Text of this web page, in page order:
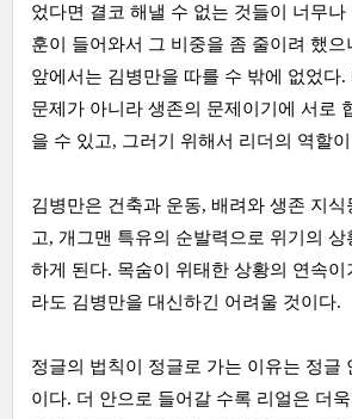
었다면 결코 해낼 수 없는 것들이 너무나
훈이 들어와서 그 비중을 좀 줄이려 했
앞에서는 김병만을 따를 수 밖에 없었다.
문제가 아니라 생존의 문제이기에 서로
을 수 있고, 그러기 위해서 리더의 역할
김병만은 건축과 운동, 배려와 생존 지식
고, 개그맨 특유의 순발력으로 위기의 상
하게 된다. 목숨이 위태한 상황의 연속이
라도 김병만을 대신하긴 어려울 것이다.
정글의 법칙이 정글로 가는 이유는 정글
이다. 더 안으로 들어갈 수록 리얼은 더